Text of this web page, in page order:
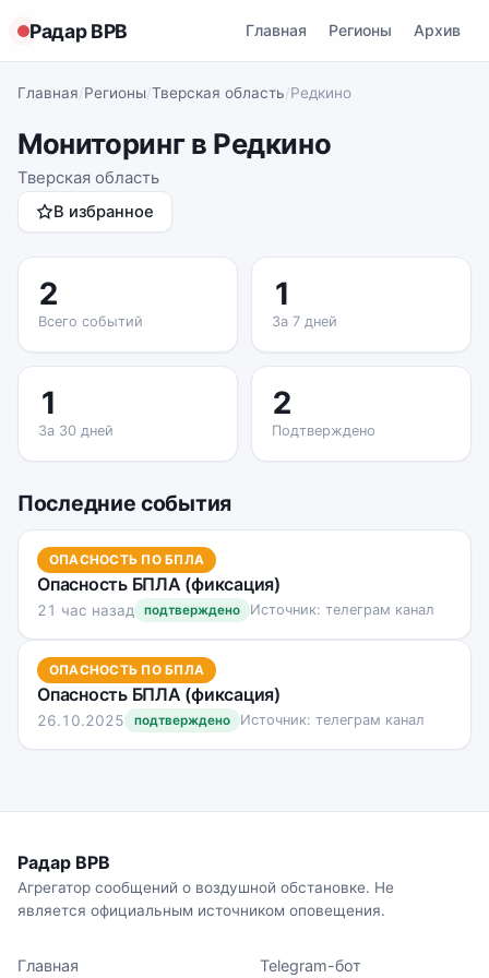
Радар ВРВ Главная Регионы Архив
Главная/Регионы/Тверская область/Редкино
Мониторинг в Редкино
Тверская область
В избранное
2
Всего событий
1
За 7 дней
1
За 30 дней
2
Подтверждено
Последние события
ОПАСНОСТЬ ПО БПЛА
Опасность БПЛА (фиксация)
21 час назад подтверждено Источник: телеграм канал
ОПАСНОСТЬ ПО БПЛА
Опасность БПЛА (фиксация)
26.10.2025 подтверждено Источник: телеграм канал
Радар ВРВ
Агрегатор сообщений о воздушной обстановке. Не
является официальным источником оповещения.
Главная Telegram-бот